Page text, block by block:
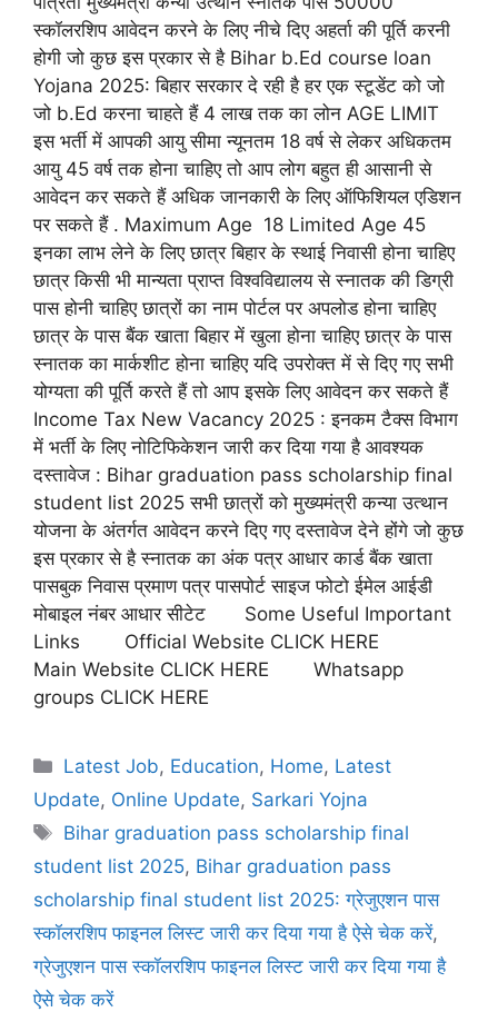
स्कॉलरशिप आवेदन करने के लिए नीचे दिए अहर्ता की पूर्ति करनी
होगी जो कुछ इस प्रकार से है Bihar b.Ed course loan
Yojana 2025: बिहार सरकार दे रही है हर एक स्टूडेंट को जो
जो b.Ed करना चाहते हैं 4 लाख तक का लोन AGE LIMIT
इस भर्ती में आपकी आयु सीमा न्यूनतम 18 वर्ष से लेकर अधिकतम
आयु 45 वर्ष तक होना चाहिए तो आप लोग बहुत ही आसानी से
आवेदन कर सकते हैं अधिक जानकारी के लिए ऑफिशियल एडिशन
पर सकते हैं . Maximum Age 18 Limited Age 45
इनका लाभ लेने के लिए छात्र बिहार के स्थाई निवासी होना चाहिए
छात्र किसी भी मान्यता प्राप्त विश्वविद्यालय से स्नातक की डिग्री
पास होनी चाहिए छात्रों का नाम पोर्टल पर अपलोड होना चाहिए
छात्र के पास बैंक खाता बिहार में खुला होना चाहिए छात्र के पास
स्नातक का मार्कशीट होना चाहिए यदि उपरोक्त में से दिए गए सभी
योग्यता की पूर्ति करते हैं तो आप इसके लिए आवेदन कर सकते हैं
Income Tax New Vacancy 2025 : इनकम टैक्स विभाग
में भर्ती के लिए नोटिफिकेशन जारी कर दिया गया है आवश्यक
दस्तावेज : Bihar graduation pass scholarship final
student list 2025 सभी छात्रों को मुख्यमंत्री कन्या उत्थान
योजना के अंतर्गत आवेदन करने दिए गए दस्तावेज देने होंगे जो कुछ
इस प्रकार से है स्नातक का अंक पत्र आधार कार्ड बैंक खाता
पासबुक निवास प्रमाण पत्र पासपोर्ट साइज फोटो ईमेल आईडी
मोबाइल नंबर आधार सीटेट Some Useful Important
Links Official Website CLICK HERE
Main Website CLICK HERE Whatsapp
groups CLICK HERE
Latest Job, Education, Home, Latest
Update, Online Update, Sarkari Yojna
Bihar graduation pass scholarship final
student list 2025, Bihar graduation pass
scholarship final student list 2025: ग्रेजुएशन पास
स्कॉलरशिप फाइनल लिस्ट जारी कर दिया गया है ऐसे चेक करें,
ग्रेजुएशन पास स्कॉलरशिप फाइनल लिस्ट जारी कर दिया गया है
ऐसे चेक करें